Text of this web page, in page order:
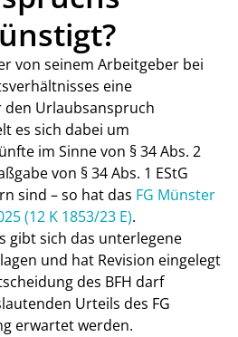
von seinem Arbeitgeber bei
eine
Urlaubsanspruch
es sich dabei um
im Sinne von § 34 Abs. 2
von § 34 Abs. 1 EStG
sind – so hat das FG Münster
(12 K 1853/23 E).
gibt sich das unterlegene
und hat Revision eingelegt
des BFH darf
Urteils des FG
erwartet werden.